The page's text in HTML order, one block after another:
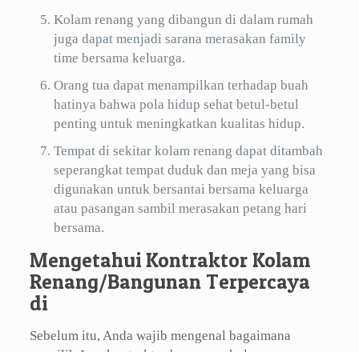
Kolam renang yang dibangun di dalam rumah
juga dapat menjadi sarana merasakan family
time bersama keluarga.
Orang tua dapat menampilkan terhadap buah
hatinya bahwa pola hidup sehat betul-betul
penting untuk meningkatkan kualitas hidup.
Tempat di sekitar kolam renang dapat ditambah
seperangkat tempat duduk dan meja yang bisa
digunakan untuk bersantai bersama keluarga
atau pasangan sambil merasakan petang hari
bersama.
Mengetahui Kontraktor Kolam
Renang/Bangunan Terpercaya
di
Sebelum itu, Anda wajib mengenal bagaimana